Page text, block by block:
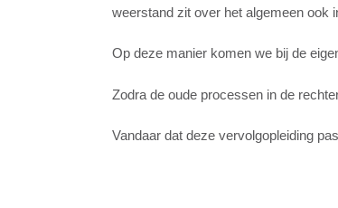
weerstand zit over het algemeen ook
Op deze manier komen we bij de
Zodra de oude processen in de
Vandaar dat deze vervolgopleiding